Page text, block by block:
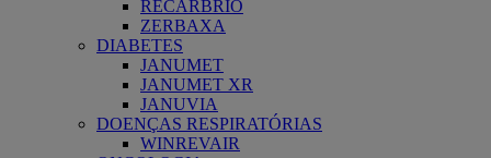
RECARBRIO
ZERBAXA
DIABETES
JANUMET
JANUMET XR
JANUVIA
DOENÇAS RESPIRATÓRIAS
WINREVAIR